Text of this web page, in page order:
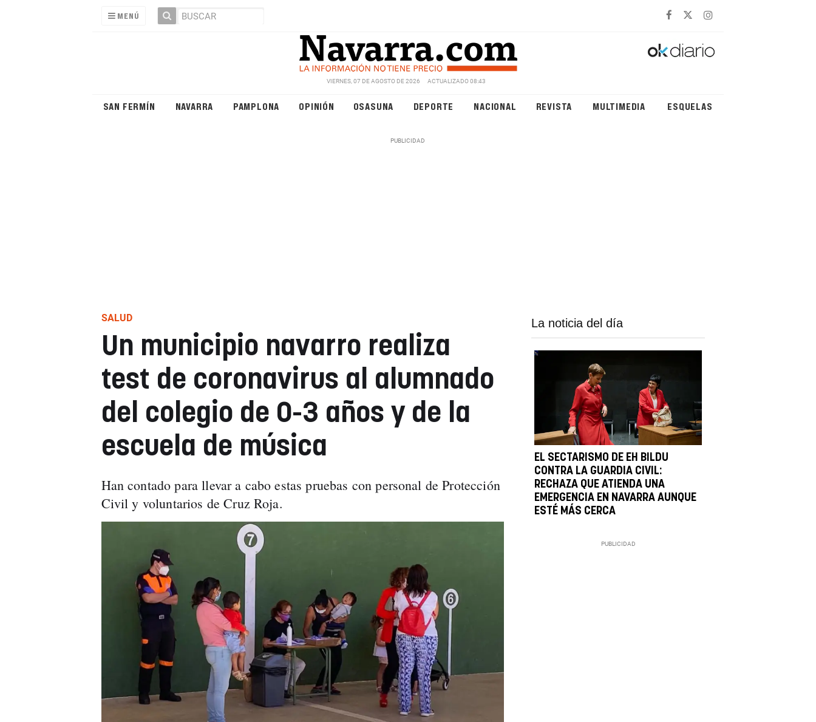
MENÚ
VIERNES, 07 DE AGOSTO DE 2026 ACTUALIZADO 08:43
SAN FERMÍN NAVARRA PAMPLONA OPINIÓN OSASUNA DEPORTE NACIONAL REVISTA MULTIMEDIA ESQUELAS
SALUD
Un municipio navarro realiza
test de coronavirus al alumnado
del colegio de 0-3 años y de la
escuela de música
Han contado para llevar a cabo estas pruebas con personal de Protección
Civil y voluntarios de Cruz Roja.
La noticia del día
EL SECTARISMO DE EH BILDU
CONTRA LA GUARDIA CIVIL:
RECHAZA QUE ATIENDA UNA
EMERGENCIA EN NAVARRA AUNQUE
ESTÉ MÁS CERCA